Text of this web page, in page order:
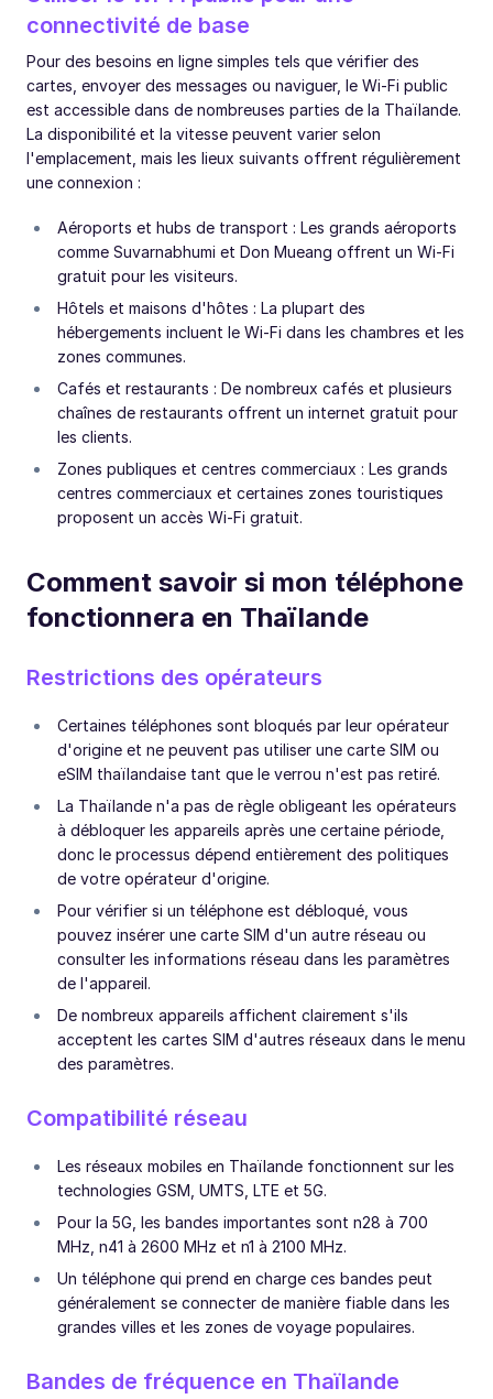
connectivité de base
Pour des besoins en ligne simples tels que vérifier des
cartes, envoyer des messages ou naviguer, le Wi-Fi public
est accessible dans de nombreuses parties de la Thaïlande.
La disponibilité et la vitesse peuvent varier selon
l'emplacement, mais les lieux suivants offrent régulièrement
une connexion :
Aéroports et hubs de transport : Les grands aéroports
comme Suvarnabhumi et Don Mueang offrent un Wi-Fi
gratuit pour les visiteurs.
Hôtels et maisons d'hôtes : La plupart des
hébergements incluent le Wi-Fi dans les chambres et les
zones communes.
Cafés et restaurants : De nombreux cafés et plusieurs
chaînes de restaurants offrent un internet gratuit pour
les clients.
Zones publiques et centres commerciaux : Les grands
centres commerciaux et certaines zones touristiques
proposent un accès Wi-Fi gratuit.
Comment savoir si mon téléphone
fonctionnera en Thaïlande
Restrictions des opérateurs
Certaines téléphones sont bloqués par leur opérateur
d'origine et ne peuvent pas utiliser une carte SIM ou
eSIM thaïlandaise tant que le verrou n'est pas retiré.
La Thaïlande n'a pas de règle obligeant les opérateurs
à débloquer les appareils après une certaine période,
donc le processus dépend entièrement des politiques
de votre opérateur d'origine.
Pour vérifier si un téléphone est débloqué, vous
pouvez insérer une carte SIM d'un autre réseau ou
consulter les informations réseau dans les paramètres
de l'appareil.
De nombreux appareils affichent clairement s'ils
acceptent les cartes SIM d'autres réseaux dans le menu
des paramètres.
Compatibilité réseau
Les réseaux mobiles en Thaïlande fonctionnent sur les
technologies GSM, UMTS, LTE et 5G.
Pour la 5G, les bandes importantes sont n28 à 700
MHz, n41 à 2600 MHz et n1 à 2100 MHz.
Un téléphone qui prend en charge ces bandes peut
généralement se connecter de manière fiable dans les
grandes villes et les zones de voyage populaires.
Bandes de fréquence en Thaïlande